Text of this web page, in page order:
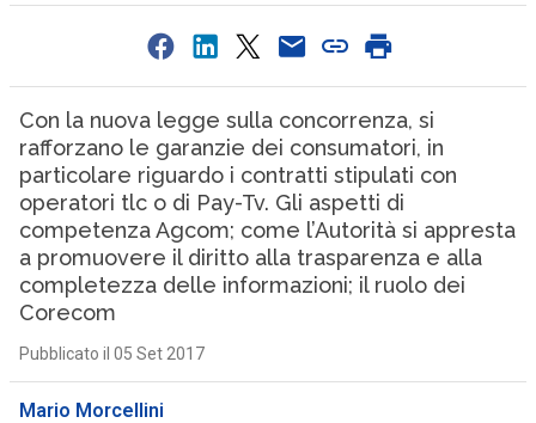
Con la nuova legge sulla concorrenza, si
rafforzano le garanzie dei consumatori, in
particolare riguardo i contratti stipulati con
operatori tlc o di Pay-Tv. Gli aspetti di
competenza Agcom; come l’Autorità si appresta
a promuovere il diritto alla trasparenza e alla
completezza delle informazioni; il ruolo dei
Corecom
Pubblicato il 05 Set 2017
Mario Morcellini